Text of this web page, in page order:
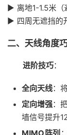
▶️ 离地1-1.5米（
▶️ 四周无遮挡的
二、天线角度
进阶技巧：
全向天线：
定向增强：
墙信号提升
MIMO阵列